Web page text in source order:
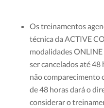
Os treinamentos
técnica da ACTIVE
modalidades
ser cancelados até 48
não comparecimento
de 48 horas dará o
considerar o